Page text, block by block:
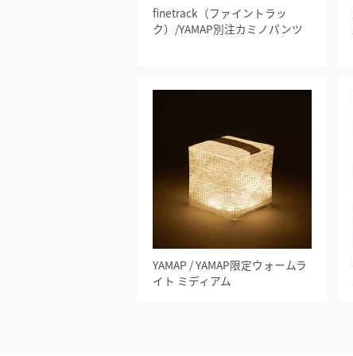
finetrack（ファイントラッ
ク）/YAMAP別注カミノパンツ
YAMAP / YAMAP限定ウォームラ
イト ミディアム